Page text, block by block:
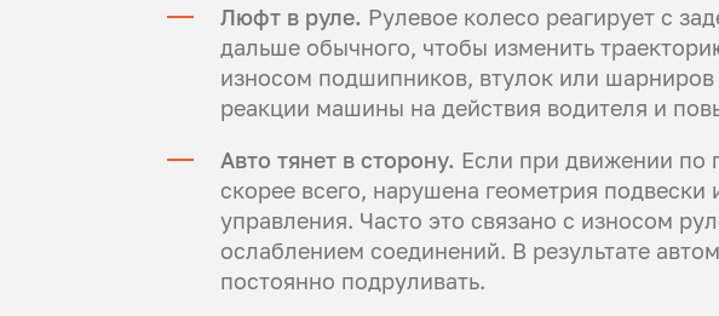
Люфт в руле. Рулевое колесо реагирует с
дальше обычного, чтобы изменить
износом подшипников, втулок или
реакции машины на действия водителя и
Авто тянет в сторону. Если при движении по
скорее всего, нарушена геометрия подвески
управления. Часто это связано с износом
ослаблением соединений. В результате
постоянно подруливать.